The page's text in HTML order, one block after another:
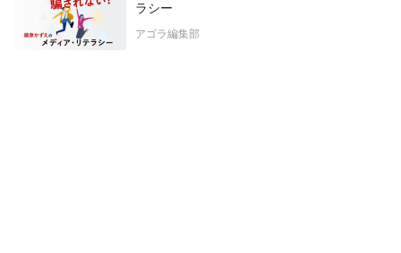
ラシー
アゴラ編集部